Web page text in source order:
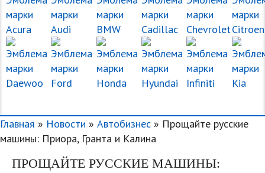
Главная » Новости » Автобизнес » Прощайте русские
машины: Приора, Гранта и Калина
ПРОЩАЙТЕ РУССКИЕ МАШИНЫ: